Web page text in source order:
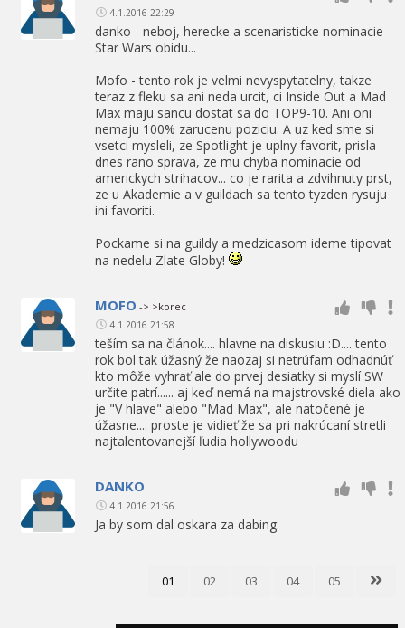
4.1.2016 22:29
danko - neboj, herecke a scenaristicke nominacie
Star Wars obidu...
Mofo - tento rok je velmi nevyspytatelny, takze
teraz z fleku sa ani neda urcit, ci Inside Out a Mad
Max maju sancu dostat sa do TOP9-10. Ani oni
nemaju 100% zarucenu poziciu. A uz ked sme si
vsetci mysleli, ze Spotlight je uplny favorit, prisla
dnes rano sprava, ze mu chyba nominacie od
americkych strihacov... co je rarita a zdvihnuty prst,
ze u Akademie a v guildach sa tento tyzden rysuju
ini favoriti.
Pockame si na guildy a medzicasom ideme tipovat
na nedelu Zlate Globy!
MOFO -> >korec
4.1.2016 21:58
teším sa na článok.... hlavne na diskusiu :D.... tento
rok bol tak úžasný že naozaj si netrúfam odhadnúť
kto môže vyhrať ale do prvej desiatky si myslí SW
určite patrí...... aj keď nemá na majstrovské diela ako
je "V hlave" alebo "Mad Max", ale natočené je
úžasne.... proste je vidieť že sa pri nakrúcaní stretli
najtalentovanejší ľudia hollywoodu
DANKO
4.1.2016 21:56
Ja by som dal oskara za dabing.
01 02 03 04 05